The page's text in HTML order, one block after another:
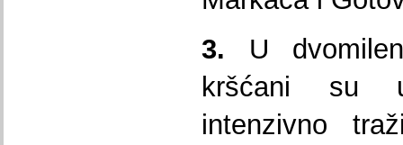
3. U
kršćani su
intenzivno